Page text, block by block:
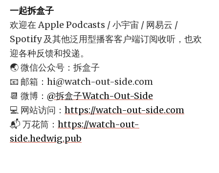
一起拆盒子
欢迎在 Apple Podcasts / 小宇宙 / 网易云 /
Spotify 及其他泛用型播客客户端订阅收听，也欢
迎各种反馈和投递。
🌏 微信公众号：拆盒子
📧 邮箱： hi@watch-out-side.com
📆 微博： @拆盒子Watch-Out-Side
💻 网站访问： https://watch-out-side.com
📬 万花筒： https://watch-out-
side.hedwig.pub